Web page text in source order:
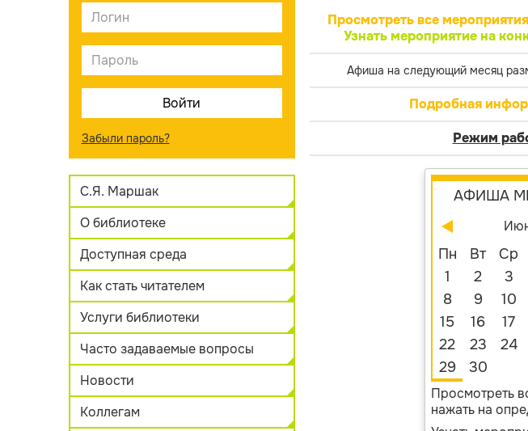
Забыли пароль?
С.Я. Маршак
О библиотеке
Доступная среда
Как стать читателем
Услуги библиотеки
Часто задаваемые вопросы
Новости
Коллегам
Просмотреть все
Узнать мероприятие на
Афиша на следующий месяц
Подробная
Режим
АФИША
Пн Вт Ср
1
2 3
8
9 10
15
16 17
22
23 24
29
30
Просмотреть
нажать на